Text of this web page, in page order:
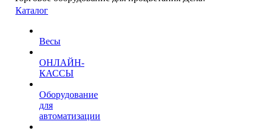
Каталог
Весы
ОНЛАЙН-
КАССЫ
Оборудование
для
автоматизации